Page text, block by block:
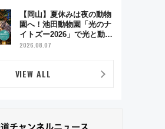
【岡山】夏休みは夜の動物
園へ！池田動物園「光のナ
イトズー2026」で光と動物
が彩る特別な夜
2026.08.07
VIEW ALL